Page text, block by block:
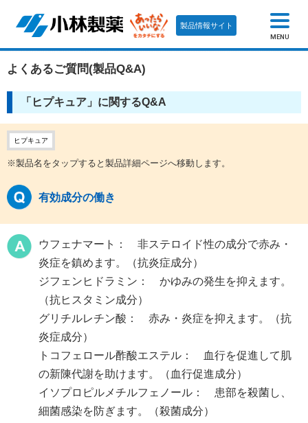
製品情報サイト
MENU
よくあるご質問(製品Q&A)
「ヒプキュア」に関するQ&A
ヒプキュア
※製品名をタップすると製品詳細ページへ移動します。
有効成分の働き
ウフェナマート： 非ステロイド性の成分で赤み・
炎症を鎮めます。（抗炎症成分）
ジフェンヒドラミン： かゆみの発生を抑えます。
（抗ヒスタミン成分）
グリチルレチン酸： 赤み・炎症を抑えます。（抗
炎症成分）
トコフェロール酢酸エステル： 血行を促進して肌
の新陳代謝を助けます。（血行促進成分）
イソプロピルメチルフェノール： 患部を殺菌し、
細菌感染を防ぎます。（殺菌成分）